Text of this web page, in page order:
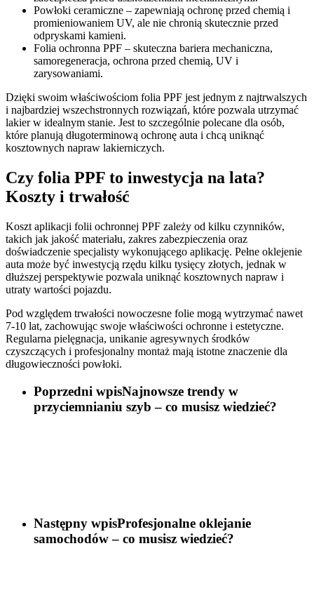
Powłoki ceramiczne – zapewniają ochronę przed chemią i
promieniowaniem UV, ale nie chronią skutecznie przed
odpryskami kamieni.
Folia ochronna PPF – skuteczna bariera mechaniczna,
samoregeneracja, ochrona przed chemią, UV i
zarysowaniami.
Dzięki swoim właściwościom folia PPF jest jednym z najtrwalszych
i najbardziej wszechstronnych rozwiązań, które pozwala utrzymać
lakier w idealnym stanie. Jest to szczególnie polecane dla osób,
które planują długoterminową ochronę auta i chcą uniknąć
kosztownych napraw lakierniczych.
Czy folia PPF to inwestycja na lata?
Koszty i trwałość
Koszt aplikacji folii ochronnej PPF zależy od kilku czynników,
takich jak jakość materiału, zakres zabezpieczenia oraz
doświadczenie specjalisty wykonującego aplikację. Pełne oklejenie
auta może być inwestycją rzędu kilku tysięcy złotych, jednak w
dłuższej perspektywie pozwala uniknąć kosztownych napraw i
utraty wartości pojazdu.
Pod względem trwałości nowoczesne folie mogą wytrzymać nawet
7-10 lat, zachowując swoje właściwości ochronne i estetyczne.
Regularna pielęgnacja, unikanie agresywnych środków
czyszczących i profesjonalny montaż mają istotne znaczenie dla
długowieczności powłoki.
Poprzedni wpisNajnowsze trendy w
przyciemnianiu szyb – co musisz wiedzieć?
Następny wpisProfesjonalne oklejanie
samochodów – co musisz wiedzieć?